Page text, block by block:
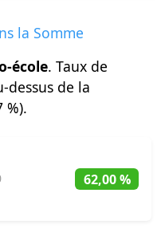
la Somme
école. Taux de
dessus de la
%).
62,00 %